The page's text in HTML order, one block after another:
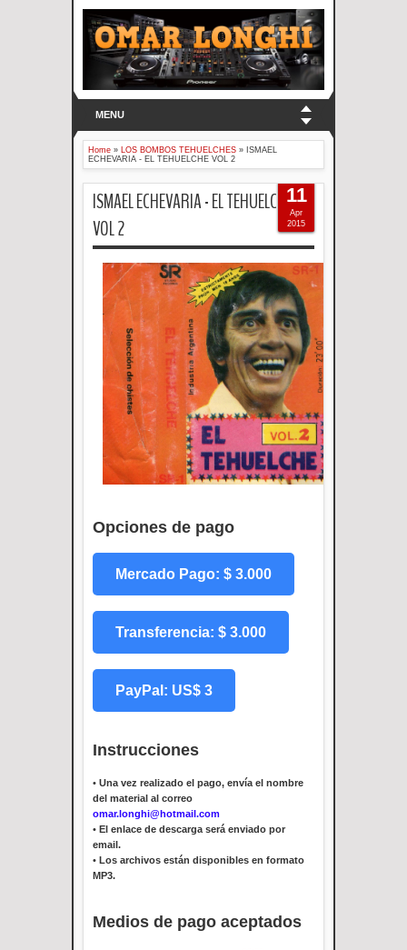
MENU
Home » LOS BOMBOS TEHUELCHES » ISMAEL
ECHEVARIA - EL TEHUELCHE VOL 2
ISMAEL ECHEVARIA - EL TEHUELCHE
VOL 2
Opciones de pago
Mercado Pago: $ 3.000
Transferencia: $ 3.000
PayPal: US$ 3
Instrucciones
• Una vez realizado el pago, envía el nombre
del material al correo
omar.longhi@hotmail.com
• El enlace de descarga será enviado por
email.
• Los archivos están disponibles en formato
MP3.
Medios de pago aceptados
11
Apr
2015